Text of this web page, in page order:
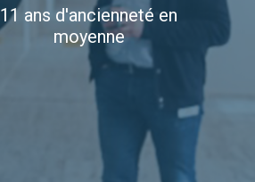
11 ans d'ancienneté en
moyenne